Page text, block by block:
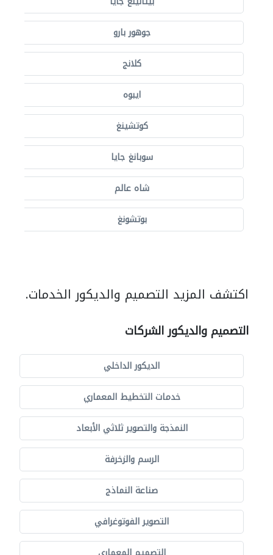
جوهور بارو
كلانج
ايبوه
كوتشينغ
سوبانغ جايا
شاه عالم
بوتشونغ
اكتشف المزيد التصميم والديكور الخدمات.
التصميم والديكور الشركات
الديكور الداخلي
خدمات التخطيط المعماري
النمذجة والتصوير ثلاثي الأبعاد
الرسم والزخرفة
صناعة النماذج
التصوير الفوتوغرافي